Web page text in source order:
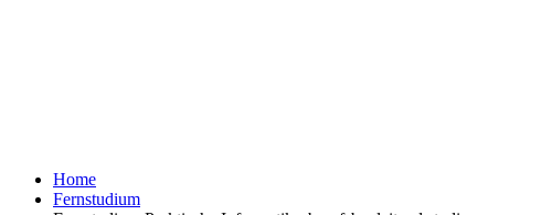
Home
Fernstudium